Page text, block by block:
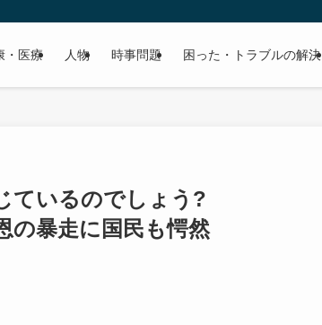
・医療 人物 時事問題 困った・トラブルの解決
ているのでしょう?
の暴走に国民も愕然